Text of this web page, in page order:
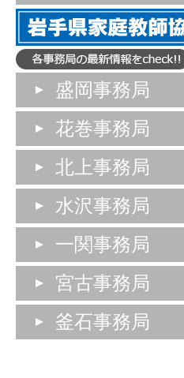
盛岡事務局
花巻事務局
北上事務局
水沢事務局
一関事務局
宮古事務局
釜石事務局